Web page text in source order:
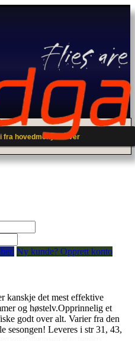
Kurs & Guiding
fra hovedmenyen over
Ny kunde? Opprett konto
kanskje det mest effektive
og høstelv.Opprinnelig et
godt over alt. Varier fra den
sesongen! Leveres i str 31, 43,